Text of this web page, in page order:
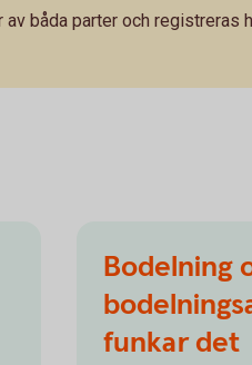
båda parter och registreras
Bodelning
funkar det